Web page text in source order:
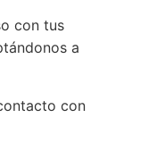
con tus
a
con